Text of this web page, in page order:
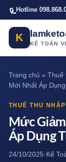
Bỏ qua tới nội
Hotline
K KẾ TOÁN
Trang chủ » Thuế
Mới Nhất Áp
THUẾ THU
Mức
Áp Dụng
24/10/2025·Kế